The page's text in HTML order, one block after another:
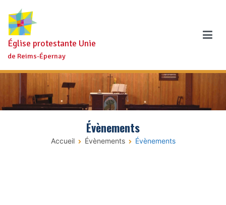
contenu
Église protestante Unie
de Reims-Épernay
Évènements
Accueil Évènements Évènements